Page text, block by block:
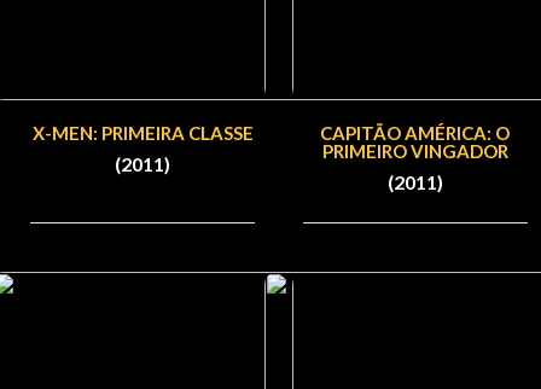
X-MEN: PRIMEIRA CLASSE
(2011)
CAPITÃO AMÉRICA: O
PRIMEIRO VINGADOR
(2011)